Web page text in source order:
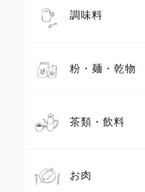
調味料
粉・麺・乾物
茶類・飲料
お肉